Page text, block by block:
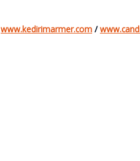
www.kedirimarmer.com /